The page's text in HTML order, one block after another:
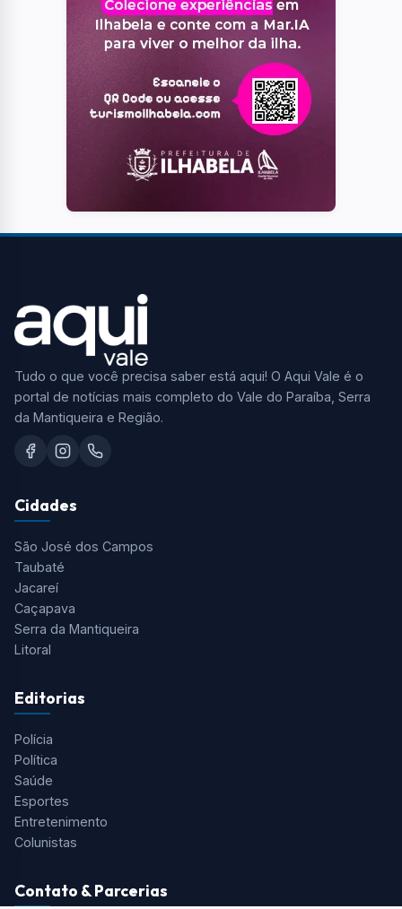
Tudo o que você precisa saber está aqui! O Aqui Vale é o
portal de notícias mais completo do Vale do Paraíba, Serra
da Mantiqueira e Região.
Cidades
São José dos Campos
Taubaté
Jacareí
Caçapava
Serra da Mantiqueira
Litoral
Editorias
Polícia
Política
Saúde
Esportes
Entretenimento
Colunistas
Contato & Parcerias